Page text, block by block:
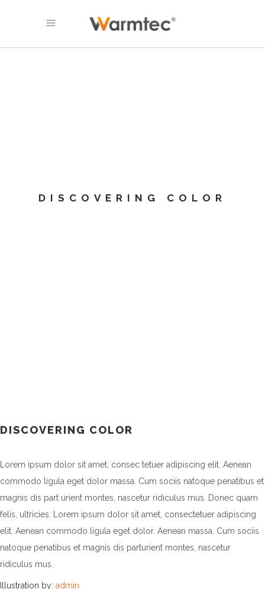
DISCOVERING COLOR
DISCOVERING COLOR
Lorem ipsum dolor sit amet, consec tetuer adipiscing elit. Aenean
commodo ligula eget dolor massa. Cum sociis natoque penatibus et
magnis dis part urient montes, nascetur ridiculus mus. Donec quam
felis, ultricies. Lorem ipsum dolor sit amet, consectetuer adipiscing
elit. Aenean commodo ligula eget dolor. Aenean massa. Cum sociis
natoque penatibus et magnis dis parturient montes, nascetur
ridiculus mus.
Illustration by: admin